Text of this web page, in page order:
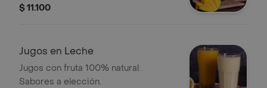
$ 11.100
Jugos en Leche
Jugos con fruta 100% natural.
Sabores a elección.